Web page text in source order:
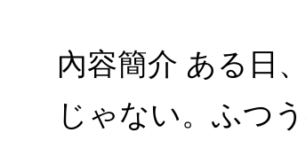
內容簡介 ある日
じゃない。ふつ